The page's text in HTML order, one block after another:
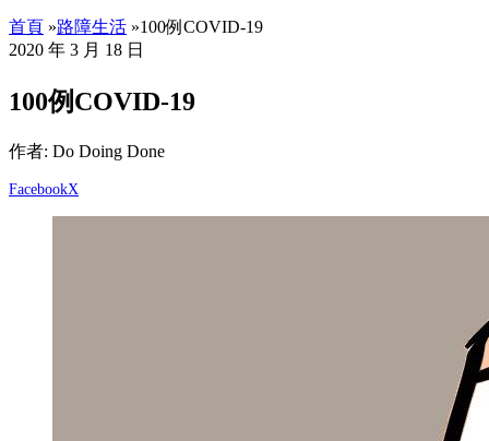
首頁 »路障生活 »100例COVID-19
2020 年 3 月 18 日
100例COVID-19
作者: Do Doing Done
FacebookX